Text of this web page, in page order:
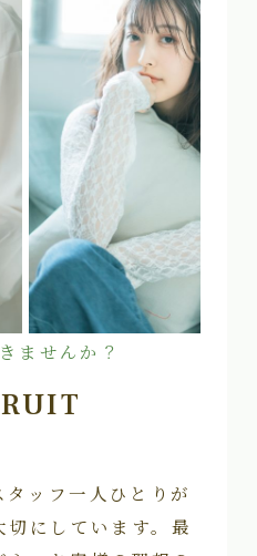
ませんか？
タッフ一人ひとりが
にしています。最